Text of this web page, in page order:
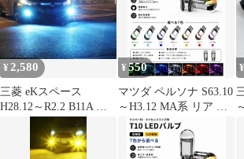
LEDチップ搭載 ポン付
け 新品 送料込み Bタイ
プ
LEDチップ搭載 ポン付
け 新品 送料込み Bタイ
¥2,580
三菱 eKスペース
H28.12～R2.2 B11A カ
スタム 爆光 単色
H8/H11/H16 LED フォ
グランプ バルブ 球 2個
¥550
マツダ ペルソナ S63.10
～H3.12 MA系 リア 高
輝度 T10 LED バルブ
12V COBチップ搭載 7
色選択可 ルームランプ
¥